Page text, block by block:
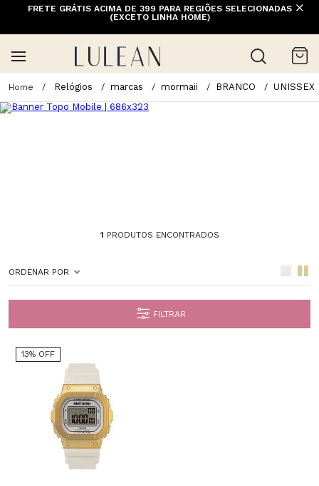
FRETE GRÁTIS ACIMA DE 399 PARA REGIÕES SELECIONADAS
(EXCETO LINHA HOME)
Relógios marcas mormaii BRANCO UNISSEX
1 PRODUTOS ENCONTRADOS
ORDENAR POR
FILTRAR
13% OFF